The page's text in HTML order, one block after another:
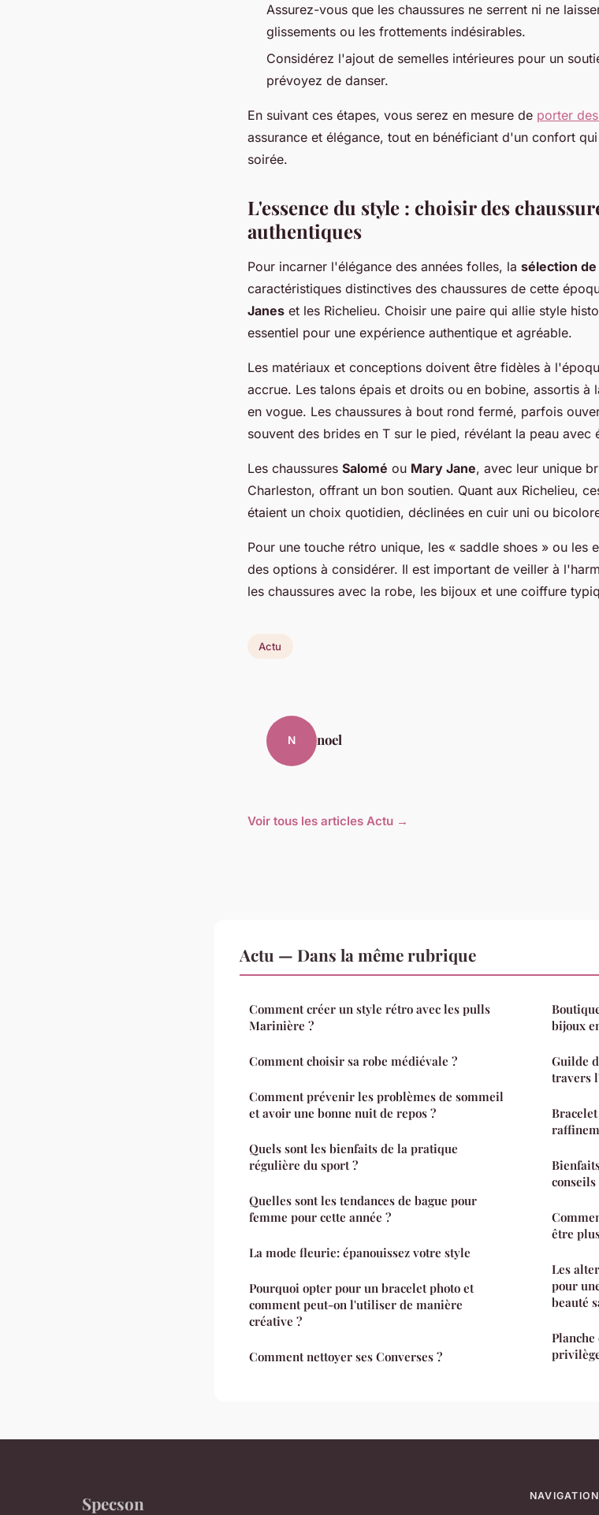
Assurez-vous que les chaussures ne serrent ni ne
glissements ou les frottements indésirables.
Considérez l'ajout de semelles intérieures pour un
prévoyez de danser.
En suivant ces étapes, vous serez en mesure de porter
assurance et élégance, tout en bénéficiant d'un confort
soirée.
L'essence du style : choisir des
authentiques
Pour incarner l'élégance des années folles, la sélection
caractéristiques distinctives des chaussures de cette
Janes et les Richelieu. Choisir une paire qui allie style
essentiel pour une expérience authentique et agréable.
Les matériaux et conceptions doivent être fidèles à
accrue. Les talons épais et droits ou en bobine, assortis à
en vogue. Les chaussures à bout rond fermé, parfois
souvent des brides en T sur le pied, révélant la peau avec
Les chaussures Salomé ou Mary Jane, avec leur unique
Charleston, offrant un bon soutien. Quant aux Richelieu,
étaient un choix quotidien, déclinées en cuir uni ou
Pour une touche rétro unique, les « saddle shoes » ou les
des options à considérer. Il est important de veiller à
les chaussures avec la robe, les bijoux et une coiffure
Actu
N noel
Voir tous les articles Actu →
Actu — Dans la même rubrique
Comment créer un style rétro avec les pulls
Marinière ?
Comment choisir sa robe médiévale ?
Comment prévenir les problèmes de sommeil
et avoir une bonne nuit de repos ?
Quels sont les bienfaits de la pratique
régulière du sport ?
Quelles sont les tendances de bague pour
femme pour cette année ?
La mode fleurie: épanouissez votre style
Pourquoi opter pour un bracelet photo et
comment peut-on l'utiliser de manière
créative ?
Comment nettoyer ses Converses ?
bijoux
Guilde
travers
être
Les
pour
beauté
Specson NAVIGATION